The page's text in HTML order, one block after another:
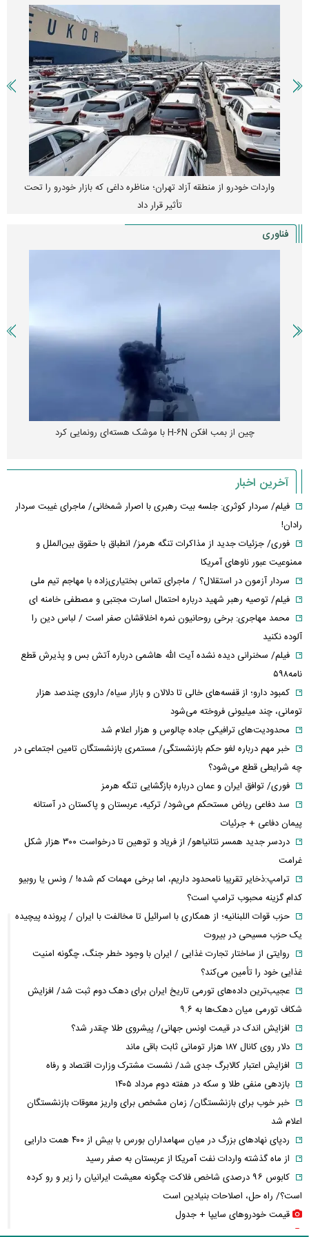
واردات خودرو از منطقه آزاد تهران؛ مناظره داغی که بازار خودرو را تحت
تأثیر قرار داد
فناوری
چین از بمب افکن H-۶N با موشک هسته‌ای رونمایی کرد
آخرین اخبار
فیلم/ سردار کوثری: جلسه بیت رهبری با اصرار شمخانی/ ماجرای غیبت سردار
رادان!
فوری/ جزئیات جدید از مذاکرات تنگه هرمز/ انطباق با حقوق بین‌الملل و
ممنوعیت عبور ناوهای آمریکا
سردار آزمون در استقلال؟ / ماجرای تماس بختیاری‌زاده با مهاجم تیم ملی
فیلم/ توصیه رهبر شهید درباره احتمال اسارت مجتبی و مصطفی خامنه ای
محمد مهاجری: برخی روحانیون نمره اخلاقشان صفر است / لباس دین را
آلوده نکنید
فیلم/ سخنرانی دیده نشده آیت الله هاشمی درباره آتش بس و پذیرش قطع
نامه۵۹۸
کمبود دارو؛ از قفسه‌های خالی تا دلالان و بازار سیاه/ داروی چندصد هزار
تومانی، چند میلیونی فروخته می‌شود
محدودیت‌های ترافیکی جاده چالوس و هزار اعلام شد
خبر مهم درباره لغو حکم بازنشستگی/ مستمری بازنشستگان تامین اجتماعی در
چه شرایطی قطع می‌شود؟
فوری/ توافق ایران و عمان درباره بازگشایی تنگه هرمز
سد دفاعی ریاض مستحکم می‌شود/ ترکیه، عربستان و پاکستان در آستانه
پیمان دفاعی + جرئیات
دردسر جدید همسر نتانیاهو/ از فریاد و توهین تا درخواست ۳۰۰ هزار شکل
غرامت
ترامپ:ذخایر تقریبا نامحدود داریم، اما برخی مهمات کم شده! / ونس یا روبیو
کدام گزینه محبوب ترامپ است؟
حزب قوات اللبنانیه؛ از همکاری با اسرائیل تا مخالفت با ایران / پرونده پیچیده
یک حزب مسیحی در بیروت
روایتی از ساختار تجارت غذایی / ایران با وجود خطر جنگ، چگونه امنیت
غذایی خود را تأمین می‌کند؟
عجیب‌ترین داده‌های تورمی تاریخ ایران برای دهک دوم ثبت شد/ افزایش
شکاف تورمی میان دهک‌ها به ۹.۶
افزایش اندک در قیمت اونس جهانی/ پیشروی طلا چقدر شد؟
دلار روی کانال ۱۸۷ هزار تومانی ثابت باقی ماند
افزایش اعتبار کالابرگ جدی شد/ نشست مشترک وزارت اقتصاد و رفاه
بازدهی منفی طلا و سکه در هفته دوم مرداد ۱۴۰۵
خبر خوب برای بازنشستگان/ زمان مشخص برای واریز معوقات بازنشستگان
اعلام شد
ردپای نهاد‌های بزرگ در میان سهامداران بورس با بیش از ۴۰۰ همت دارایی
از ماه گذشته واردات نفت آمریکا از عربستان به صفر رسید
کابوس ۹۶ درصدی شاخص فلاکت چگونه معیشت ایرانیان را زیر و رو کرده
است؟/ راه حل، اصلاحات بنیادین است
قیمت خودرو‌های سایپا + جدول
قیمت خودرو‌های ایران خودرو + جدول